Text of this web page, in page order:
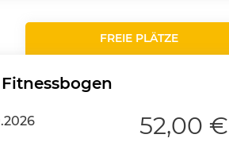
FREIE PLÄTZE
52,00 €